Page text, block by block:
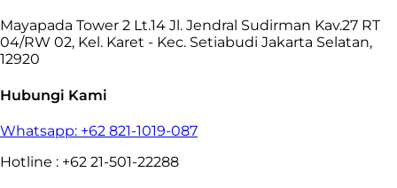
Mayapada Tower 2 Lt.14 Jl. Jendral Sudirman Kav.27 RT
04/RW 02, Kel. Karet - Kec. Setiabudi Jakarta Selatan,
12920
Hubungi Kami
Whatsapp: +62 821-1019-087
Hotline : +62 21-501-22288